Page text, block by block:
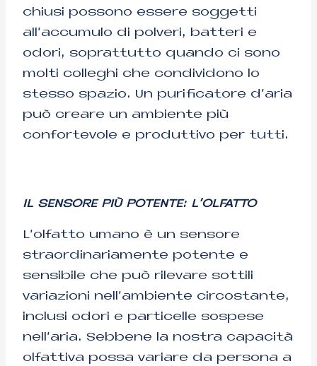
chiusi possono essere soggetti
all’accumulo di polveri, batteri e
odori, soprattutto quando ci sono
molti colleghi che condividono lo
stesso spazio. Un purificatore d’aria
può creare un ambiente più
confortevole e produttivo per tutti.
IL SENSORE PIÙ POTENTE: L’OLFATTO
L’olfatto umano è un sensore
straordinariamente potente e
sensibile che può rilevare sottili
variazioni nell’ambiente circostante,
inclusi odori e particelle sospese
nell’aria. Sebbene la nostra capacità
olfattiva possa variare da persona a